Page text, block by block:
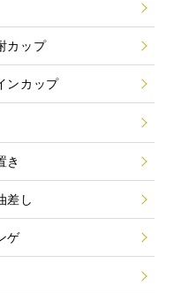
カップ
ンカップ
き
差し
ゲ